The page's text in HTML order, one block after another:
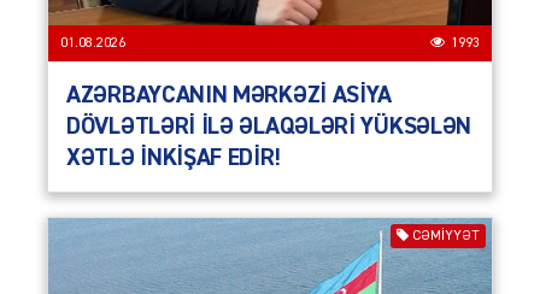
01.08.2026 1993
AZƏRBAYCANIN MƏRKƏZİ ASİYA
DÖVLƏTLƏRİ İLƏ ƏLAQƏLƏRİ YÜKSƏLƏN
XƏTLƏ İNKİŞAF EDİR!
CƏMIYYƏT